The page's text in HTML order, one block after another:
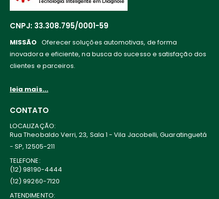
CNPJ: 33.308.795/0001-59
MISSÃO Oferecer soluções automotivas, de forma
inovadora e eficiente, na busca do sucesso e satisfação dos
clientes e parceiros.
leia mais...
CONTATO
LOCALIZAÇÃO:
Rua Theobaldo Verri, 23, Sala 1 - Vila Jacobelli, Guaratinguetá
- SP, 12505-211
TELEFONE:
(12) 98190-4444
(12) 99260-7120
ATENDIMENTO: